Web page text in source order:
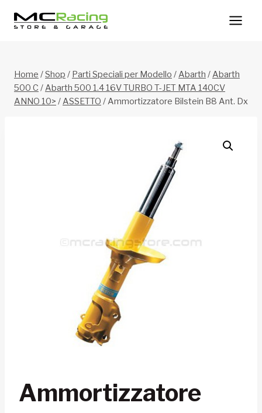
Home /Shop / Parti Speciali per Modello /Abarth /Abarth
500 C /Abarth 500 1.4 16V TURBO T-JET MTA 140CV
ANNO 10> /ASSETTO /Ammortizzatore Bilstein B8 Ant. Dx
Ammortizzatore